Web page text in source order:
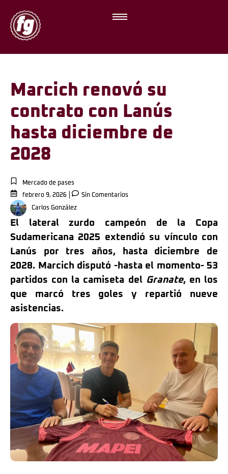
Marcich renovó su
contrato con Lanús
hasta diciembre de
2028
Mercado de pases
febrero 9, 2026
Sin Comentarios
Carlos González
El lateral zurdo campeón de la Copa
Sudamericana 2025 extendió su vínculo con
Lanús por tres años, hasta diciembre de
2028. Marcich disputó -hasta el momento- 53
partidos con la camiseta del Granate, en los
que marcó tres goles y repartió nueve
asistencias.